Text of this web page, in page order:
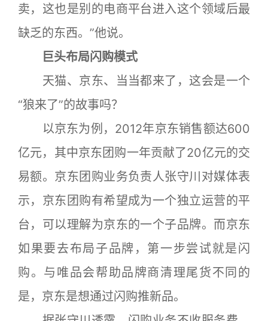
卖，这也是别的电商平台进入这个领域后最
缺乏的东西。”他说。
巨头布局闪购模式
天猫、京东、当当都来了，这会是一个
“狼来了”的故事吗？
以京东为例，2012年京东销售额达600
亿元，其中京东团购一年贡献了20亿元的交
易额。京东团购业务负责人张守川对媒体表
示，京东团购有希望成为一个独立运营的平
台，可以理解为京东的一个子品牌。而京东
如果要去布局子品牌，第一步尝试就是闪
购。与唯品会帮助品牌商清理尾货不同的
是，京东是想通过闪购推新品。